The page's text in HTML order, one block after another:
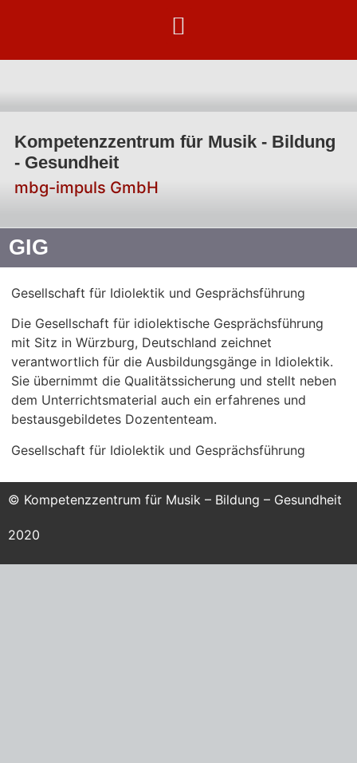
Kompetenzzentrum für Musik - Bildung
- Gesundheit
mbg-impuls GmbH
GIG
Gesellschaft für Idiolektik und Gesprächsführung
Die Gesellschaft für idiolektische Gesprächsführung
mit Sitz in Würzburg, Deutschland zeichnet
verantwortlich für die Ausbildungsgänge in Idiolektik.
Sie übernimmt die Qualitätssicherung und stellt neben
dem Unterrichtsmaterial auch ein erfahrenes und
bestausgebildetes Dozententeam.
Gesellschaft für Idiolektik und Gesprächsführung
© Kompetenzzentrum für Musik – Bildung – Gesundheit
2020